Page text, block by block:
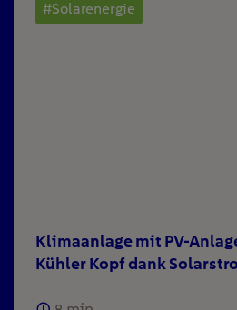
#Solarenergie
Klimaanlage mit PV-
Kühler Kopf dank